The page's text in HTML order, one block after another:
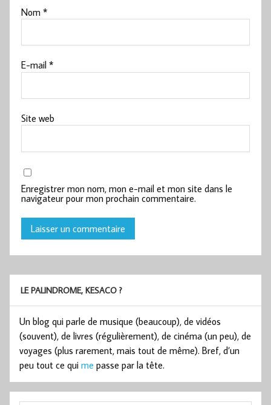
Nom*
E-mail*
Site web
Enregistrer mon nom, mon e-mail et mon site dans le
navigateur pour mon prochain commentaire.
LE PALINDROME, KESACO ?
Un blog qui parle de musique (beaucoup), de vidéos
(souvent), de livres (régulièrement), de cinéma (un peu), de
voyages (plus rarement, mais tout de même). Bref, d’un
peu tout ce qui me passe par la tête.